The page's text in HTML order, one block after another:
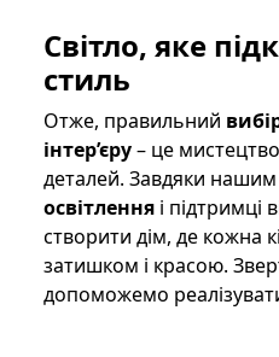
Світло, яке
стиль
Отже, правильний
інтер’єру– це
деталей. Завдяки нашим
освітлення і підтримці
створити дім, де кожна
затишком і красою.
допоможемо